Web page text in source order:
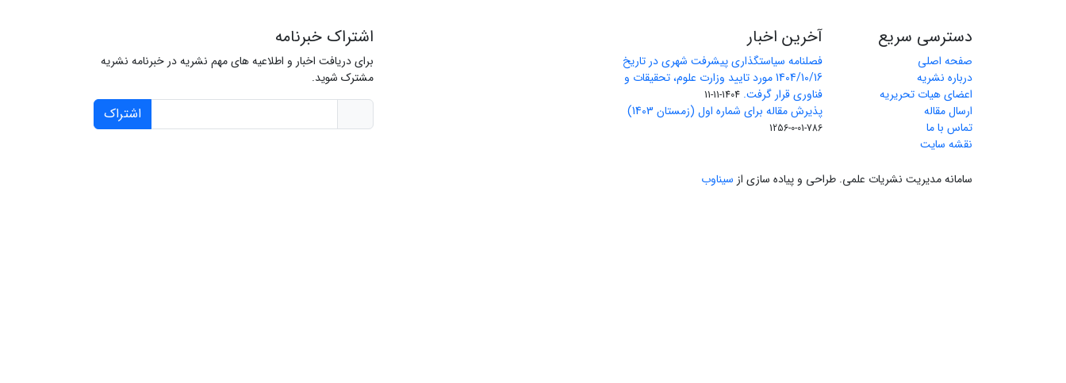
دسترسی سریع
صفحه اصلی
درباره نشریه
اعضای هیات تحریریه
ارسال مقاله
تماس با ما
نقشه سایت
آخرین اخبار
فصلنامه سیاستگذاری پیشرفت شهری در تاریخ
1404/10/16 مورد تایید وزارت علوم، تحقیقات و
فناوری قرار گرفت. 1404-11-11
پذیرش مقاله برای شماره اول (زمستان 1403)
786-01-0-1256
اشتراک خبرنامه
برای دریافت اخبار و اطلاعیه های مهم نشریه در خبرنامه نشریه
مشترک شوید.
اشتراک
سامانه مدیریت نشریات علمی. طراحی و پیاده سازی از سیناوب